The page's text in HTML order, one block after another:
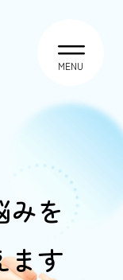
MENU
みを
ます